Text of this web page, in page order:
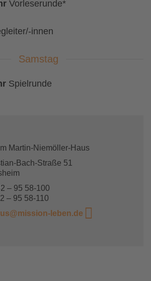
Vorleserunde*
innen
Samstag
Spielrunde
Martin-Niemöller-Haus
Bach-Straße 51
– 95 58-100
– 95 58-110
leben.de